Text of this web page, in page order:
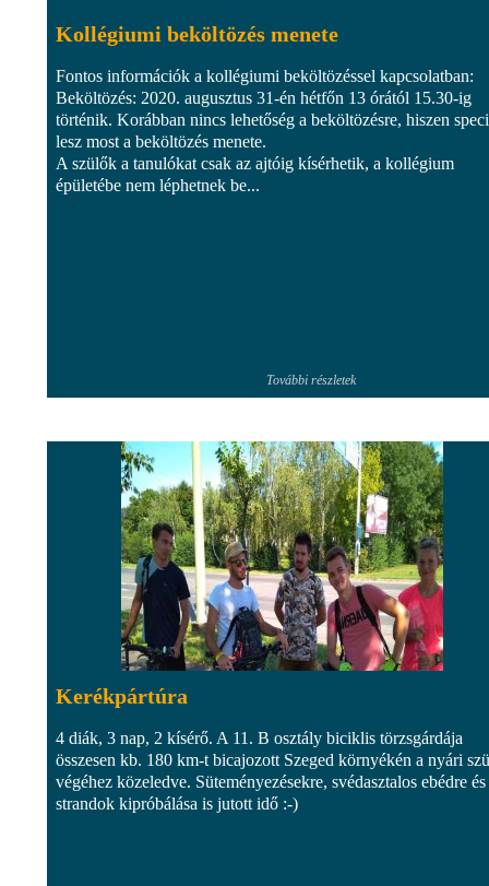
Kollégiumi beköltözés menete
Fontos információk a kollégiumi beköltözéssel kapcsolatban:
Beköltözés: 2020. augusztus 31-én hétfőn 13 órától 15.30-ig
történik. Korábban nincs lehetőség a beköltözésre, hiszen
lesz most a beköltözés menete.
A szülők a tanulókat csak az ajtóig kísérhetik, a kollégium
épületébe nem léphetnek be...
További részletek
Kerékpártúra
4 diák, 3 nap, 2 kísérő. A 11. B osztály biciklis törzsgárdája
összesen kb. 180 km-t bicajozott Szeged környékén a nyári
végéhez közeledve. Süteményezésekre, svédasztalos ebédre és
strandok kipróbálása is jutott idő :-)